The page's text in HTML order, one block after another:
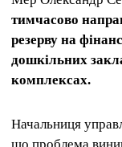
тимчасово
резерву на
дошкільних
комплексах.
Начальниця